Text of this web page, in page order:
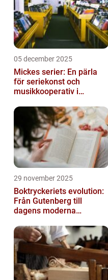
05 december 2025
Mickes serier: En pärla
för seriekonst och
musikkooperativ i
29 november 2025
Boktryckeriets evolution:
Från Gutenberg till
dagens moderna